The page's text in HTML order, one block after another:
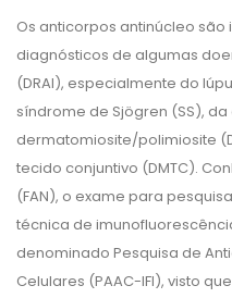
Os anticorpos antinúcleo
diagnósticos de algumas
(DRAI), especialmente do
síndrome de Sjögren (SS),
dermatomiosite/polimiosite
tecido conjuntivo (DMTC).
(FAN), o exame para
técnica de
denominado Pesquisa de
Celulares (PAAC-IFI), visto